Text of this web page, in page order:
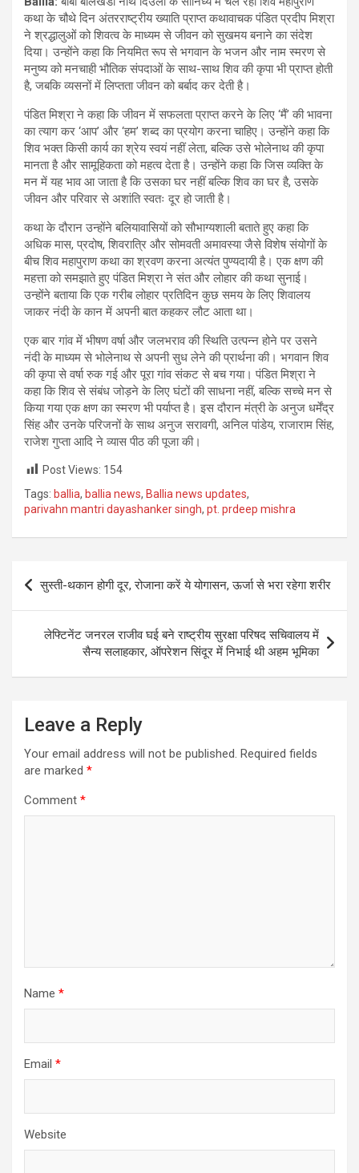
कथा के चौथे दिन अंतरराष्ट्रीय ख्याति प्राप्त कथावाचक पंडित प्रदीप मिश्रा
ने श्रद्धालुओं को शिवत्व के माध्यम से जीवन को सुखमय बनाने का संदेश
दिया। उन्होंने कहा कि नियमित रूप से भगवान के भजन और नाम स्मरण से
मनुष्य को मनचाही भौतिक संपदाओं के साथ-साथ शिव की कृपा भी प्राप्त होती
है, जबकि व्यसनों में लिप्तता जीवन को बर्बाद कर देती है।
पंडित मिश्रा ने कहा कि जीवन में सफलता प्राप्त करने के लिए ‘मैं’ की भावना
का त्याग कर ‘आप’ और ‘हम’ शब्द का प्रयोग करना चाहिए। उन्होंने कहा कि
शिव भक्त किसी कार्य का श्रेय स्वयं नहीं लेता, बल्कि उसे भोलेनाथ की कृपा
मानता है और सामूहिकता को महत्व देता है। उन्होंने कहा कि जिस व्यक्ति के
मन में यह भाव आ जाता है कि उसका घर नहीं बल्कि शिव का घर है, उसके
जीवन और परिवार से अशांति स्वतः दूर हो जाती है।
कथा के दौरान उन्होंने बलियावासियों को सौभाग्यशाली बताते हुए कहा कि
अधिक मास, प्रदोष, शिवरात्रि और सोमवती अमावस्या जैसे विशेष संयोगों के
बीच शिव महापुराण कथा का श्रवण करना अत्यंत पुण्यदायी है। एक क्षण की
महत्ता को समझाते हुए पंडित मिश्रा ने संत और लोहार की कथा सुनाई।
उन्होंने बताया कि एक गरीब लोहार प्रतिदिन कुछ समय के लिए शिवालय
जाकर नंदी के कान में अपनी बात कहकर लौट आता था।
एक बार गांव में भीषण वर्षा और जलभराव की स्थिति उत्पन्न होने पर उसने
नंदी के माध्यम से भोलेनाथ से अपनी सुध लेने की प्रार्थना की। भगवान शिव
की कृपा से वर्षा रुक गई और पूरा गांव संकट से बच गया। पंडित मिश्रा ने
कहा कि शिव से संबंध जोड़ने के लिए घंटों की साधना नहीं, बल्कि सच्चे मन से
किया गया एक क्षण का स्मरण भी पर्याप्त है। इस दौरान मंत्री के अनुज धर्मेंद्र
सिंह और उनके परिजनों के साथ अनुज सरावगी, अनिल पांडेय, राजाराम सिंह,
राजेश गुप्ता आदि ने व्यास पीठ की पूजा की।
Post Views: 154
Tags: ballia, ballia news, Ballia news updates,
parivahn mantri dayashanker singh, pt. prdeep mishra
Post
navigation
सुस्ती-थकान होगी दूर, रोजाना करें ये योगासन, ऊर्जा से भरा रहेगा शरीर
लेफ्टिनेंट जनरल राजीव घई बने राष्ट्रीय सुरक्षा परिषद सचिवालय में
सैन्य सलाहकार, ऑपरेशन सिंदूर में निभाई थी अहम भूमिका
Leave a Reply
Your email address will not be published. Required fields
are marked *
Comment *
Name *
Email *
Website